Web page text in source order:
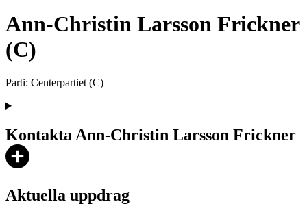
Ann-Christin Larsson Frickner
(C)
Parti: Centerpartiet (C)
Kontakta Ann-Christin Larsson Frickner
Aktuella uppdrag